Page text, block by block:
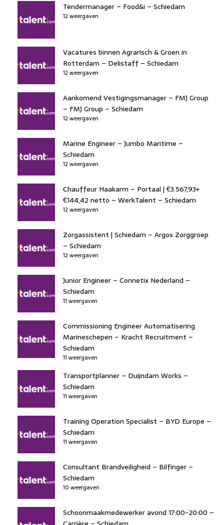
Tendermanager – Food&i – Schiedam
12 weergaven
Vacatures binnen Agrarisch & Groen in
Rotterdam – Delistaff – Schiedam
12 weergaven
Aankomend Vestigingsmanager – FMJ Group
– FMJ Group – Schiedam
12 weergaven
Marine Engineer – Jumbo Maritime –
Schiedam
12 weergaven
Chauffeur Haakarm – Portaal | €3.567,93+
€144,42 netto – WerkTalent – Schiedam
12 weergaven
Zorgassistent | Schiedam – Argos Zorggroep
– Schiedam
12 weergaven
Junior Engineer – Connetix Nederland –
Schiedam
11 weergaven
Commissioning Engineer Automatisering
Marineschepen – Kracht Recruitment –
Schiedam
11 weergaven
Transportplanner – Duijndam Works –
Schiedam
11 weergaven
Training Operation Specialist – BYD Europe –
Schiedam
11 weergaven
Consultant Brandveiligheid – Bilfinger –
Schiedam
10 weergaven
Schoonmaakmedewerker avond 17:00-20:00 –